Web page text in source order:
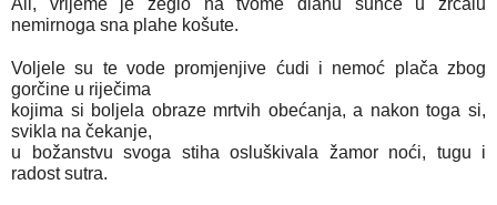
nemirnoga sna plahe košute.
Voljele su te vode promjenjive ćudi i nemoć plača zbog
gorčine u riječima
kojima si boljela obraze mrtvih obećanja, a nakon toga si,
svikla na čekanje,
u božanstvu svoga stiha osluškivala žamor noći, tugu i
radost sutra.